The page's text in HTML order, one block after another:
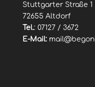
Stuttgarter Straße 1
72655 Altdorf
Tel.: 07127 / 3672
E-Mail: